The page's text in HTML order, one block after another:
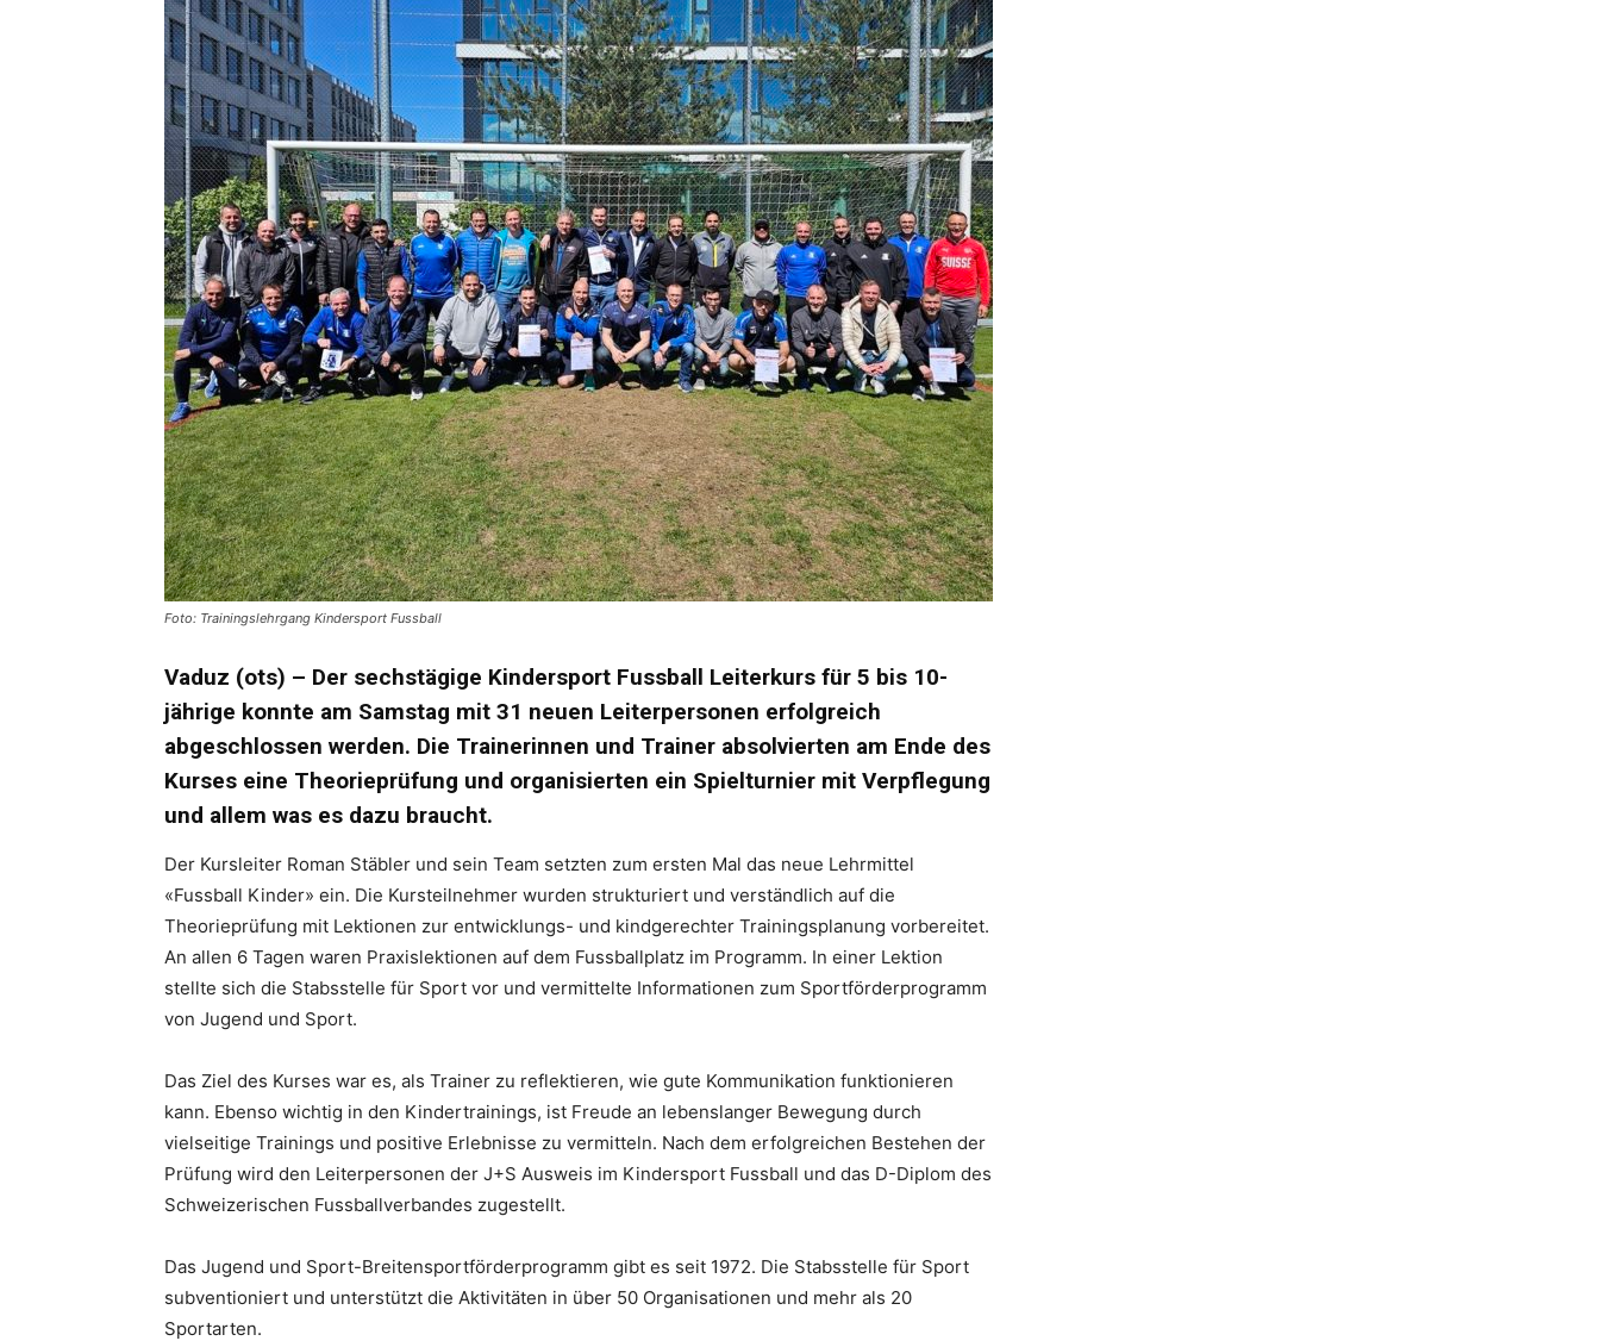
Foto: Trainingslehrgang Kindersport Fussball
Vaduz (ots) – Der sechstägige Kindersport Fussball Leiterkurs für 5 bis 10-
jährige konnte am Samstag mit 31 neuen Leiterpersonen erfolgreich
abgeschlossen werden. Die Trainerinnen und Trainer absolvierten am Ende des
Kurses eine Theorieprüfung und organisierten ein Spielturnier mit Verpflegung
und allem was es dazu braucht.
Der Kursleiter Roman Stäbler und sein Team setzten zum ersten Mal das neue Lehrmittel
«Fussball Kinder» ein. Die Kursteilnehmer wurden strukturiert und verständlich auf die
Theorieprüfung mit Lektionen zur entwicklungs- und kindgerechter Trainingsplanung vorbereitet.
An allen 6 Tagen waren Praxislektionen auf dem Fussballplatz im Programm. In einer Lektion
stellte sich die Stabsstelle für Sport vor und vermittelte Informationen zum Sportförderprogramm
von Jugend und Sport.
Das Ziel des Kurses war es, als Trainer zu reflektieren, wie gute Kommunikation funktionieren
kann. Ebenso wichtig in den Kindertrainings, ist Freude an lebenslanger Bewegung durch
vielseitige Trainings und positive Erlebnisse zu vermitteln. Nach dem erfolgreichen Bestehen der
Prüfung wird den Leiterpersonen der J+S Ausweis im Kindersport Fussball und das D-Diplom des
Schweizerischen Fussballverbandes zugestellt.
Das Jugend und Sport-Breitensportförderprogramm gibt es seit 1972. Die Stabsstelle für Sport
subventioniert und unterstützt die Aktivitäten in über 50 Organisationen und mehr als 20
Sportarten.